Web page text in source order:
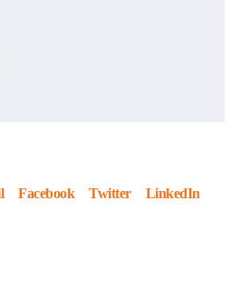
Facebook Twitter LinkedIn